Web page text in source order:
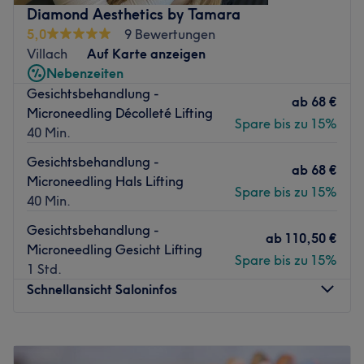
für viele entwickelt, die nach hochwertigen
Schönheitsbehandlungen suchen.
Nächste öffentliche Verkehrsmittel:
Die Station Villach Hans-Gasser-Platz ist nur 2
Gehminuten vom Studio entfernt.
Das Team:
Zeit nimmt, um die individuellen Bedürfnisse jedes
Kunden zu verstehen und maßgeschneiderte
Dienstleistungen zu bieten, die auf ihre spezifischen
Anforderungen zugeschnitten sind.
Was uns an dem Salon gefällt:
Atmosphäre: Hell, modern, angenehm.
Expertise: dauerhafte Haarentfernung,
Geräte von CNC cosmetic, Juliette Armand Kosmetik,
Diamond Aesthetics by Tamara
5,0
9 Bewertungen
Villach
Auf Karte anzeigen
Nebenzeiten
Gesichtsbehandlung -
Microneedling Décolleté Lifting
40 Min.
ab 68 €
Spare bis zu 15%
Gesichtsbehandlung -
Microneedling Hals Lifting
40 Min.
ab 68 €
Spare bis zu 15%
Gesichtsbehandlung -
Microneedling Gesicht Lifting
1 Std.
ab 110,50 €
Spare bis zu 15%
Schnellansicht Saloninfos
07:00 –20:00